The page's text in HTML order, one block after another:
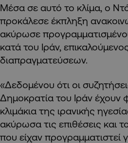
Μέσα σε αυτό το κλίμα, ο
προκάλεσε έκπληξη
ακύρωσε
κατά του Ιράν,
διαπραγματεύσεων.
«Δεδομένου ότι οι
Δημοκρατία του Ιράν έχουν
κλιμάκια της ιρανικής
ακύρωσα τις επιθέσεις και
που είχαν προγραμματιστεί